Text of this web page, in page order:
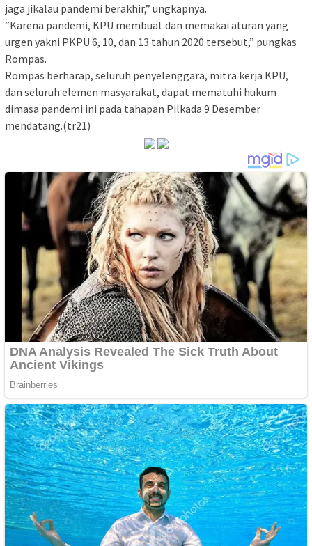
jaga jikalau pandemi berakhir,” ungkapnya.
“Karena pandemi, KPU membuat dan memakai aturan yang
urgen yakni PKPU 6, 10, dan 13 tahun 2020 tersebut,” pungkas
Rompas.
Rompas berharap, seluruh penyelenggara, mitra kerja KPU,
dan seluruh elemen masyarakat, dapat mematuhi hukum
dimasa pandemi ini pada tahapan Pilkada 9 Desember
mendatang.(tr21)